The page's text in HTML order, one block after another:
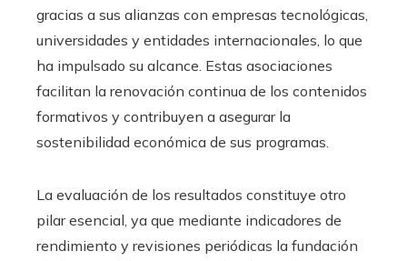
gracias a sus alianzas con empresas tecnológicas,
universidades y entidades internacionales, lo que
ha impulsado su alcance. Estas asociaciones
facilitan la renovación continua de los contenidos
formativos y contribuyen a asegurar la
sostenibilidad económica de sus programas.
La evaluación de los resultados constituye otro
pilar esencial, ya que mediante indicadores de
rendimiento y revisiones periódicas la fundación